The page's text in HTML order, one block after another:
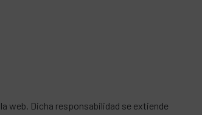
web. Dicha responsabilidad se extiende